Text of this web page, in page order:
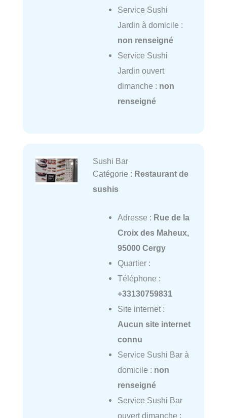
Service Sushi
Jardin à domicile :
non renseigné
Service Sushi
Jardin ouvert
dimanche : non
renseigné
Sushi Bar
Catégorie : Restaurant de
sushis
Adresse : Rue de la
Croix des Maheux,
95000 Cergy
Quartier :
Téléphone :
+33130759831
Site internet :
Aucun site internet
connu
Service Sushi Bar à
domicile : non
renseigné
Service Sushi Bar
ouvert dimanche :